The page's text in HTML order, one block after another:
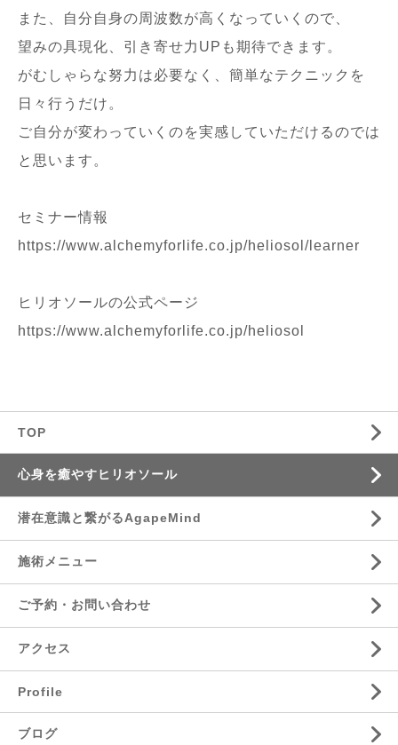
また、自分自身の周波数が高くなっていくので、
望みの具現化、引き寄せ力 UP も期待できます。
がむしゃらな努力は必要なく、簡単なテクニックを
日々行うだけ。
ご自分が変わっていくのを実感していただけるのでは
と思います。
セミナー情報
https://www.alchemyforlife.co.jp/heliosol/learner
ヒリオソールの公式ページ
https://www.alchemyforlife.co.jp/heliosol
TOP
心身を癒やすヒリオソール
潜在意識と繋がるAgapeMind
施術メニュー
ご予約・お問い合わせ
アクセス
Profile
ブログ